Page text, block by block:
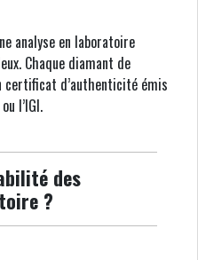
analyse en laboratoire
Chaque diamant de
certificat d’authenticité émis
l’IGI.
des
?